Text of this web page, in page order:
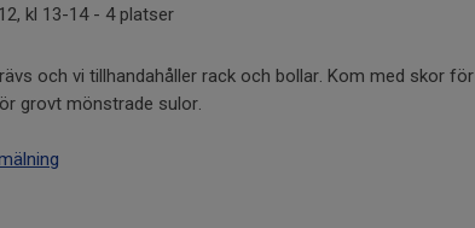
kl 13-14 - 4 platser
och vi tillhandahåller rack och bollar. Kom med skor för
grovt mönstrade sulor.